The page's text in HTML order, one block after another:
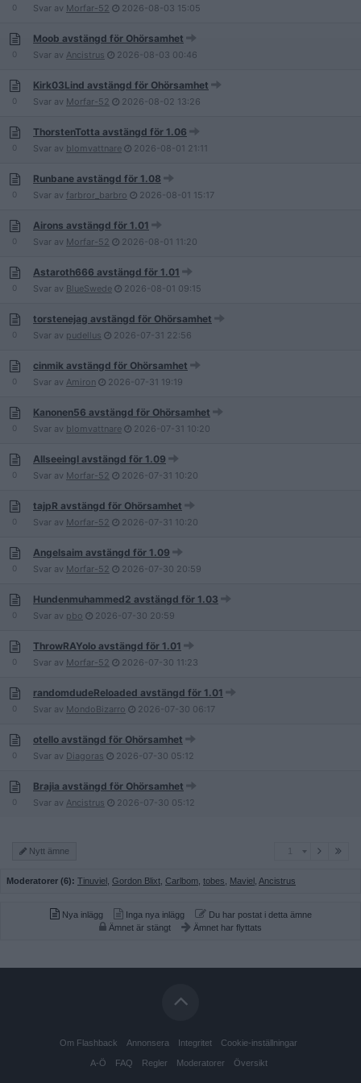
0 Svar av Morfar-52 2026-08-03 15:05
0
Moob avstängd för Ohörsamhet
Svar av Ancistrus 2026-08-03 00:46
0
Kirk03Lind avstängd för Ohörsamhet
Svar av Morfar-52 2026-08-02 13:26
0
ThorstenTotta avstängd för 1.06
Svar av blomvattnare 2026-08-01 21:11
0
Runbane avstängd för 1.08
Svar av farbror_barbro 2026-08-01 15:17
0
Airons avstängd för 1.01
Svar av Morfar-52 2026-08-01 11:20
0
Astaroth666 avstängd för 1.01
Svar av BlueSwede 2026-08-01 09:15
0
torstenejag avstängd för Ohörsamhet
Svar av pudellus 2026-07-31 22:56
0
cinmik avstängd för Ohörsamhet
Svar av Amiron 2026-07-31 19:19
0
Kanonen56 avstängd för Ohörsamhet
Svar av blomvattnare 2026-07-31 10:20
0
AllseeingI avstängd för 1.09
Svar av Morfar-52 2026-07-31 10:20
0
tajpR avstängd för Ohörsamhet
Svar av Morfar-52 2026-07-31 10:20
0
Angelsaim avstängd för 1.09
Svar av Morfar-52 2026-07-30 20:59
0
Hundenmuhammed2 avstängd för 1.03
Svar av pbo 2026-07-30 20:59
0
ThrowRAYolo avstängd för 1.01
Svar av Morfar-52 2026-07-30 11:23
0
randomdudeReloaded avstängd för 1.01
Svar av MondoBizarro 2026-07-30 06:17
0
otello avstängd för Ohörsamhet
Svar av Diagoras 2026-07-30 05:12
0
Brajia avstängd för Ohörsamhet
Svar av Ancistrus 2026-07-30 05:12
Nytt ämne
Moderatorer (6): Tinuviel Gordon Blixt Carlbom tobes Maviel Ancistrus
Nya inlägg Inga nya inlägg
Du har postat i detta ämne
Ämnet är stängt
Ämnet har flyttats
Om Flashback Annonsera Integritet Cookie-inställningar
A-Ö FAQ Regler Moderatorer Översikt